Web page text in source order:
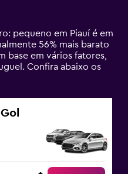
pequeno em Piauí é em
56% mais barato
base em vários fatores,
Confira abaixo os